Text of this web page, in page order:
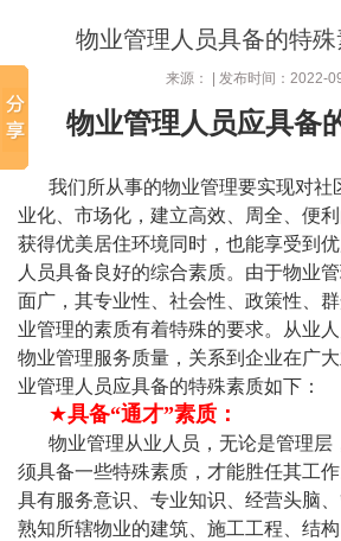
物业管理人员具备的特
来源： | 发布时间：2022-
物业管理人员应具备
我们所从事的物业管理要实现对社
业化、市场化，建立高效、周全、便
获得优美居住环境同时，也能享受到
人员具备良好的综合素质。由于物业
面广，其专业性、社会性、政策性、
业管理的素质有着特殊的要求。从业
物业管理服务质量，关系到企业在广
业管理人员应具备的特殊素质如下：
★具备“通才”素质：
物业管理从业人员，无论是管理层
须具备一些特殊素质，才能胜任其工
具有服务意识、专业知识、经营头脑
熟知所辖物业的建筑、施工工程、结